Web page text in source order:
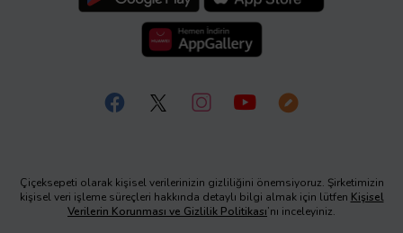
Çiçeksepeti olarak kişisel verilerinizin gizliliğini önemsiyoruz. Şirketimizin
kişisel veri işleme süreçleri hakkında detaylı bilgi almak için lütfen Kişisel
Verilerin Korunması ve Gizlilik Politikası’nı inceleyiniz.